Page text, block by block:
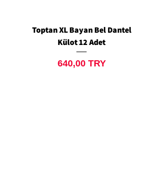
Toptan XL Bayan Bel Dantel
Külot 12 Adet
Preis
640,00 TRY